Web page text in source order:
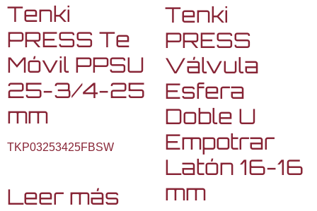
Tenki
PRESS Te
Móvil PPSU
25-3/4-25
mm
TKP03253425FBSW
Leer más
Tenki
PRESS
Válvula
Esfera
Doble U
Empotrar
Latón 16-16
mm